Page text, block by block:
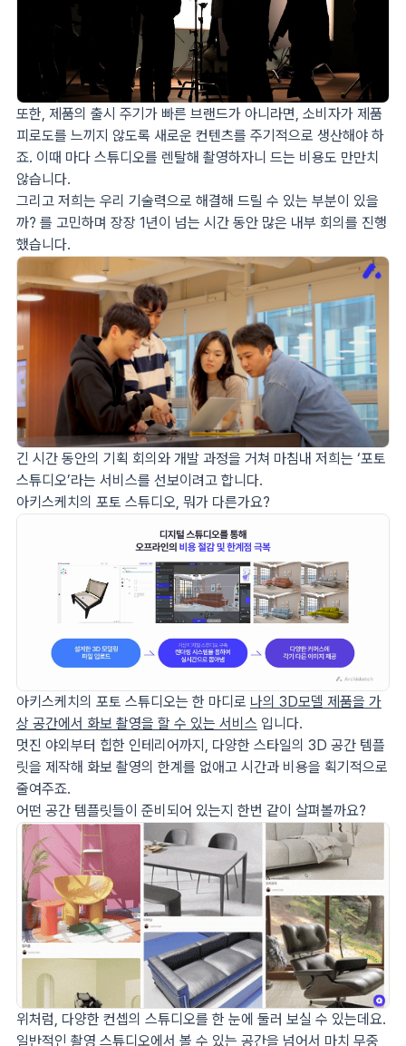
또한, 제품의 출시 주기가 빠른 브랜드가 아니라면, 소비자가 제품
피로도를 느끼지 않도록 새로운 컨텐츠를 주기적으로 생산해야 하
죠. 이때 마다 스튜디오를 렌탈해 촬영하자니 드는 비용도 만만치
않습니다.
그리고 저희는 우리 기술력으로 해결해 드릴 수 있는 부분이 있을
까? 를 고민하며 장장 1년이 넘는 시간 동안 많은 내부 회의를 진행
했습니다.
긴 시간 동안의 기획 회의와 개발 과정을 거쳐 마침내 저희는 ‘포토
스튜디오’라는 서비스를 선보이려고 합니다.
아키스케치의 포토 스튜디오, 뭐가 다른가요?
아키스케치의 포토 스튜디오는 한 마디로 나의 3D모델 제품을 가
상 공간에서 화보 촬영을 할 수 있는 서비스 입니다.
멋진 야외부터 힙한 인테리어까지, 다양한 스타일의 3D 공간 템플
릿을 제작해 화보 촬영의 한계를 없애고 시간과 비용을 획기적으로
줄여주죠.
어떤 공간 템플릿들이 준비되어 있는지 한번 같이 살펴볼까요?
위처럼, 다양한 컨셉의 스튜디오를 한 눈에 둘러 보실 수 있는데요.
일반적인 촬영 스튜디오에서 볼 수 있는 공간을 넘어서 마치 무중